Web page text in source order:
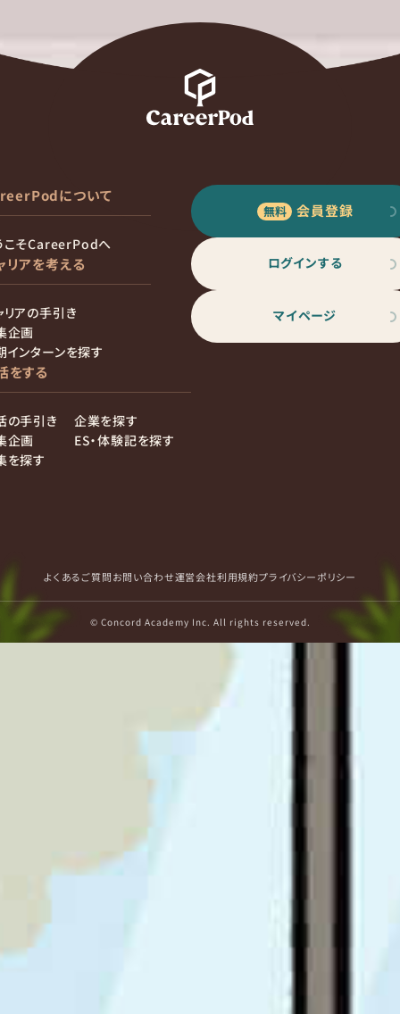
について
こそCareerPodへ
リアを考える
リアの手引き
企画
インターンを探す
をする
の手引き
企画
を探す
企業を探す
ES・体験記を探す
会員登録
ログインする
マイページ
よくあるご質問お問い合わせ運営会社利用規約プライバシーポリシー
© Concord Academy Inc. All rights reserved.